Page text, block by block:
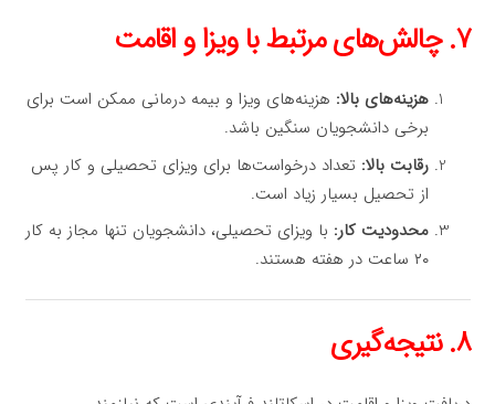
۷. چالش‌های مرتبط با ویزا و اقامت
هزینه‌های بالا: هزینه‌های ویزا و بیمه درمانی ممکن است برای
برخی دانشجویان سنگین باشد.
رقابت بالا: تعداد درخواست‌ها برای ویزای تحصیلی و کار پس
از تحصیل بسیار زیاد است.
محدودیت کار: با ویزای تحصیلی، دانشجویان تنها مجاز به کار
۲۰ ساعت در هفته هستند.
۸. نتیجه‌گیری